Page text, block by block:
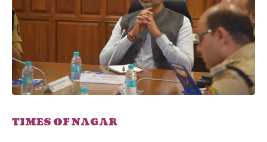
TIMES OF NAGAR